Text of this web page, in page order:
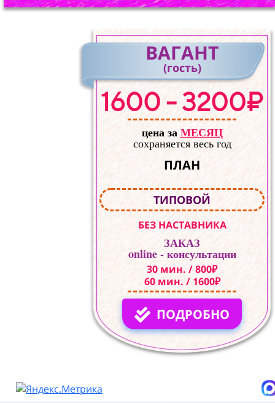
ВАГАНТ
(гость)
1600 - 3200₽
цена заМЕСЯЦ
сохраняется весь год
ПЛАН
ТИПОВОЙ
БЕЗ НАСТАВНИКА
ЗАКАЗ
online - консультации
30 мин. / 800₽
60 мин. / 1600₽
ПОДРОБНО